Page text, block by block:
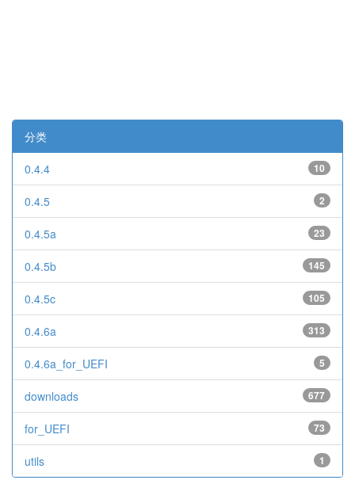
分类
10
0.4.4
2
0.4.5
23
0.4.5a
145
0.4.5b
105
0.4.5c
313
0.4.6a
5
0.4.6a_for_UEFI
677
downloads
73
for_UEFI
1
utils